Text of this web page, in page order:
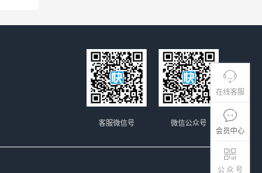
在线客服
会员中心
公 众 号
微信公众号
客服微信号